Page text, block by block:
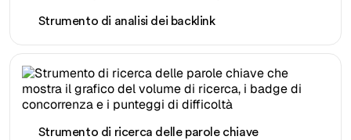
Strumento di analisi dei backlink
Strumento di ricerca delle parole chiave